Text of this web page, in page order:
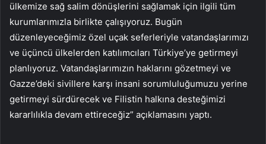
ülkemize sağ salim dönüşlerini sağlamak için ilgili tüm
kurumlarımızla birlikte çalışıyoruz. Bugün
düzenleyeceğimiz özel uçak seferleriyle vatandaşlarımızı
ve üçüncü ülkelerden katılımcıları Türkiye’ye getirmeyi
planlıyoruz. Vatandaşlarımızın haklarını gözetmeyi ve
Gazze’deki sivillere karşı insani sorumluluğumuzu yerine
getirmeyi sürdürecek ve Filistin halkına desteğimizi
kararlılıkla devam ettireceğiz” açıklamasını yaptı.